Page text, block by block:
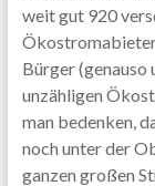
weit gut 920
Bürger (genauso
unzähligen
man bedenken,
noch unter der
ganzen großen